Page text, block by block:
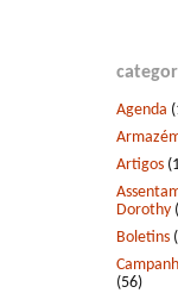
Agenda
Artigos
Dorothy
Boletins
(56)